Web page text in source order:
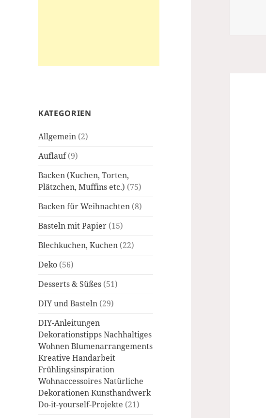
KATEGORIEN
Allgemein (2)
Auflauf(9)
Backen (Kuchen, Torten,
Plätzchen, Muffins etc.) (75)
Backen für Weihnachten (8)
Basteln mit Papier (15)
Blechkuchen, Kuchen (22)
Deko (56)
Desserts & Süßes (51)
DIY und Basteln (29)
DIY-Anleitungen
Dekorationstipps Nachhaltiges
Wohnen Blumenarrangements
Kreative Handarbeit
Frühlingsinspiration
Wohnaccessoires Natürliche
Dekorationen Kunsthandwerk
Do-it-yourself-Projekte (21)